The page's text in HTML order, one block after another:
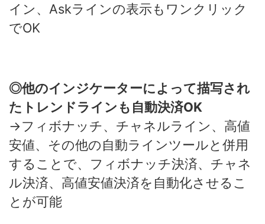
イン、Askラインの表示もワンクリック
でOK
◎他のインジケーターによって描写され
たトレンドラインも自動決済OK
→フィボナッチ、チャネルライン、高値
安値、その他の自動ラインツールと併用
することで、フィボナッチ決済、チャネ
ル決済、高値安値決済を自動化させるこ
とが可能